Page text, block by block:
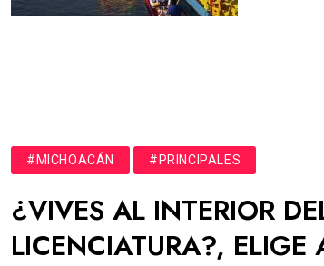
#MICHOACÁN #PRINCIPALES
¿VIVES AL INTERIOR
LICENCIATURA?, ELIGE